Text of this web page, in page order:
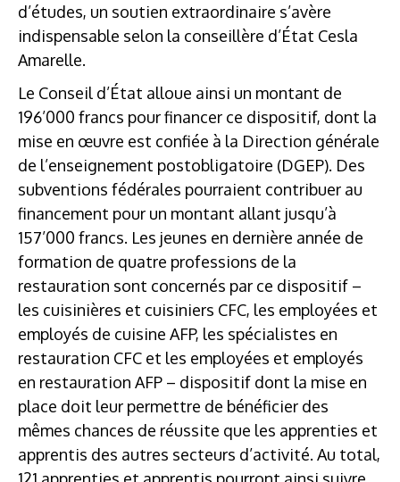
d’études, un soutien extraordinaire s’avère
indispensable selon la conseillère d’État Cesla
Amarelle.
Le Conseil d’État alloue ainsi un montant de
196’000 francs pour financer ce dispositif, dont la
mise en œuvre est confiée à la Direction générale
de l’enseignement postobligatoire (DGEP). Des
subventions fédérales pourraient contribuer au
financement pour un montant allant jusqu’à
157’000 francs. Les jeunes en dernière année de
formation de quatre professions de la
restauration sont concernés par ce dispositif –
les cuisinières et cuisiniers CFC, les employées et
employés de cuisine AFP, les spécialistes en
restauration CFC et les employées et employés
en restauration AFP – dispositif dont la mise en
place doit leur permettre de bénéficier des
mêmes chances de réussite que les apprenties et
apprentis des autres secteurs d’activité. Au total,